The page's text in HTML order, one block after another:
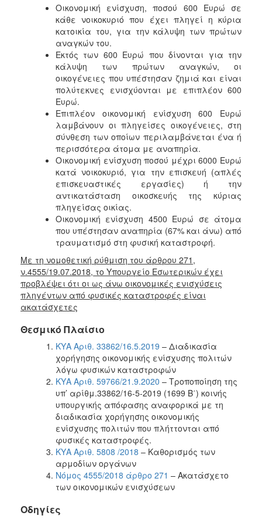
Αυτόματοι
Απινιδωτές
Οικονομική ενίσχυση, ποσού 600 Ευρώ σε
κάθε νοικοκυριό που έχει πληγεί η κύρια
κατοικία του, για την κάλυψη των πρώτων
αναγκών του.
Εκτός των 600 Ευρώ που δίνονται για την
κάλυψη των πρώτων αναγκών, οι
οικογένειες που υπέστησαν ζημιά και είναι
πολύτεκνες ενισχύονται με επιπλέον 600
Ευρώ.
Επιπλέον οικονομική ενίσχυση 600 Ευρώ
λαμβάνουν οι πληγείσες οικογένειες, στη
σύνθεση των οποίων περιλαμβάνεται ένα ή
περισσότερα άτομα με αναπηρία.
Οικονομική ενίσχυση ποσού μέχρι 6000 Ευρώ
κατά νοικοκυριό, για την επισκευή (απλές
επισκευαστικές εργασίες) ή την
αντικατάσταση οικοσκευής της κύριας
πληγείσας οικίας.
Οικονομική ενίσχυση 4500 Ευρώ σε άτομα
που υπέστησαν αναπηρία (67% και άνω) από
τραυματισμό στη φυσική καταστροφή.
Με τη νομοθετική ρύθμιση του άρθρου 271,
ν.4555/19.07.2018, το Υπουργείο Εσωτερικών έχει
προβλέψει ότι οι ως άνω οικονομικές ενισχύσεις
πληγέντων από φυσικές καταστροφές είναι
ακατάσχετες
Θεσμικό Πλαίσιο
ΚΥΑ Αριθ. 33862/16.5.2019 – Διαδικασία
χορήγησης οικονομικής ενίσχυσης πολιτών
λόγω φυσικών καταστροφών
ΚΥΑ Αριθ. 59766/21.9.2020 – Τροποποίηση της
υπ’ αρίθμ.33862/16-5-2019 (1699 Β΄) κοινής
υπουργικής απόφασης αναφορικά με τη
διαδικασία χορήγησης οικονομικής
ενίσχυσης πολιτών που πλήττονται από
φυσικές καταστροφές.
ΚΥΑ Αριθ. 5808 /2018 – Καθορισμός των
αρμοδίων οργάνων
Νόμος 4555/2018 άρθρο 271 – Ακατάσχετο
των οικονομικών ενισχύσεων
Οδηγίες